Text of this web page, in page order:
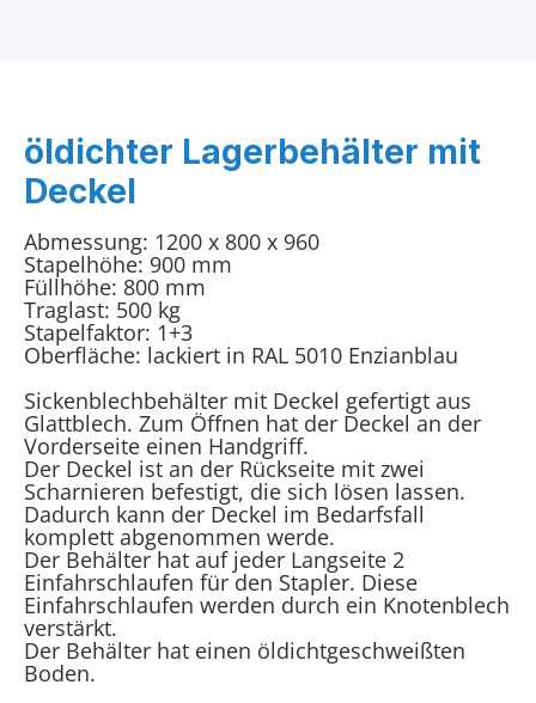
öldichter Lagerbehälter mit
Deckel
Abmessung: 1200 x 800 x 960
Stapelhöhe: 900 mm
Füllhöhe: 800 mm
Traglast: 500 kg
Stapelfaktor: 1+3
Oberfläche: lackiert in RAL 5010 Enzianblau
Sickenblechbehälter mit Deckel gefertigt aus
Glattblech. Zum Öffnen hat der Deckel an der
Vorderseite einen Handgriff.
Der Deckel ist an der Rückseite mit zwei
Scharnieren befestigt, die sich lösen lassen.
Dadurch kann der Deckel im Bedarfsfall
komplett abgenommen werde.
Der Behälter hat auf jeder Langseite 2
Einfahrschlaufen für den Stapler. Diese
Einfahrschlaufen werden durch ein Knotenblech
verstärkt.
Der Behälter hat einen öldichtgeschweißten
Boden.